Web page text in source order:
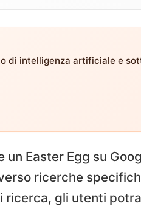
di intelligenza artificiale e
Easter Egg su
ricerche
ricerca, gli utenti